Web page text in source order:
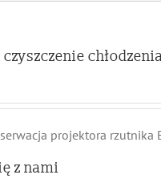
projektora rzutnika
z nami